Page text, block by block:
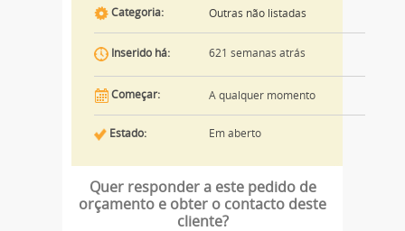
Categoria: Outras não listadas
Inserido há: 621 semanas atrás
Começar: A qualquer momento
Estado: Em aberto
Quer responder a este pedido de
orçamento e obter o contacto deste
cliente?